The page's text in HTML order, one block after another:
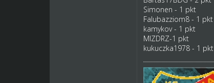
Simonen - 1 pkt
Falubazziom8 - 1 pkt
kamykov - 1 pkt
MIZDRZ-1 pkt
kukuczka1978 - 1 pkt